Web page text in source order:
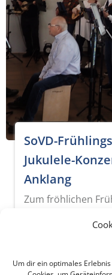
Um dir ein optimales
SoVD-
Jukulele-
Anklang
Zum fröhlichen
Deutschland